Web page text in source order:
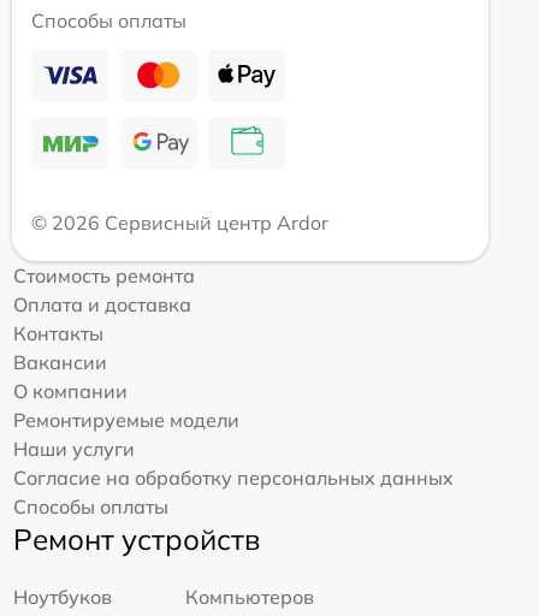
Способы оплаты
© 2026 Сервисный центр Ardor
Стоимость ремонта
Оплата и доставка
Контакты
Вакансии
О компании
Ремонтируемые модели
Наши услуги
Согласие на обработку персональных данных
Способы оплаты
Ремонт устройств
Ноутбуков
Компьютеров